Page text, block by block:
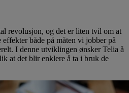
revolusjon, og det er liten tvil om at
både på måten vi jobber på
I denne utviklingen ønsker Telia å
at det blir enklere å ta i bruk de